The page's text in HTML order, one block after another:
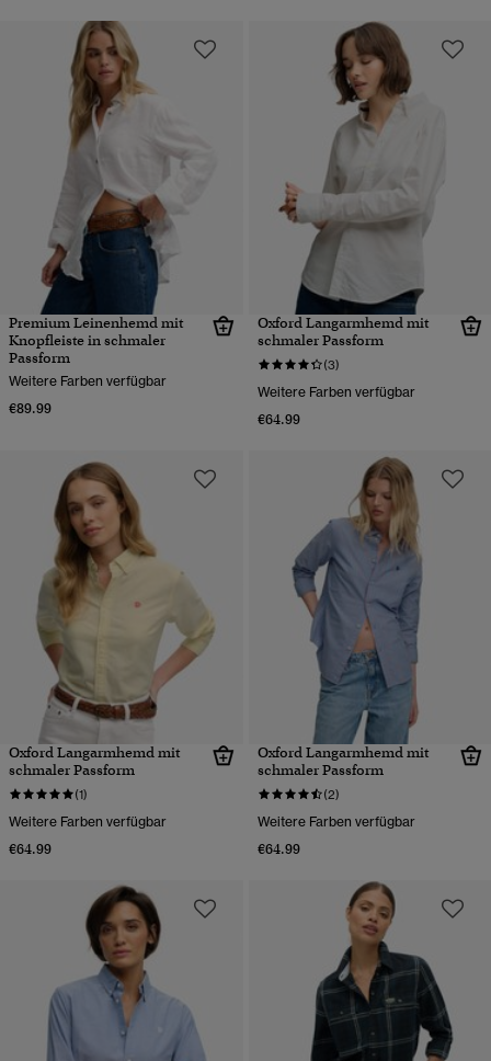
Premium Leinenhemd mit
Knopfleiste in schmaler
Passform
Weitere Farben verfügbar
€89.99
Oxford Langarmhemd mit
schmaler Passform
(3)
Weitere Farben verfügbar
€64.99
Oxford Langarmhemd mit
schmaler Passform
(1)
Weitere Farben verfügbar
€64.99
Oxford Langarmhemd mit
schmaler Passform
(2)
Weitere Farben verfügbar
€64.99